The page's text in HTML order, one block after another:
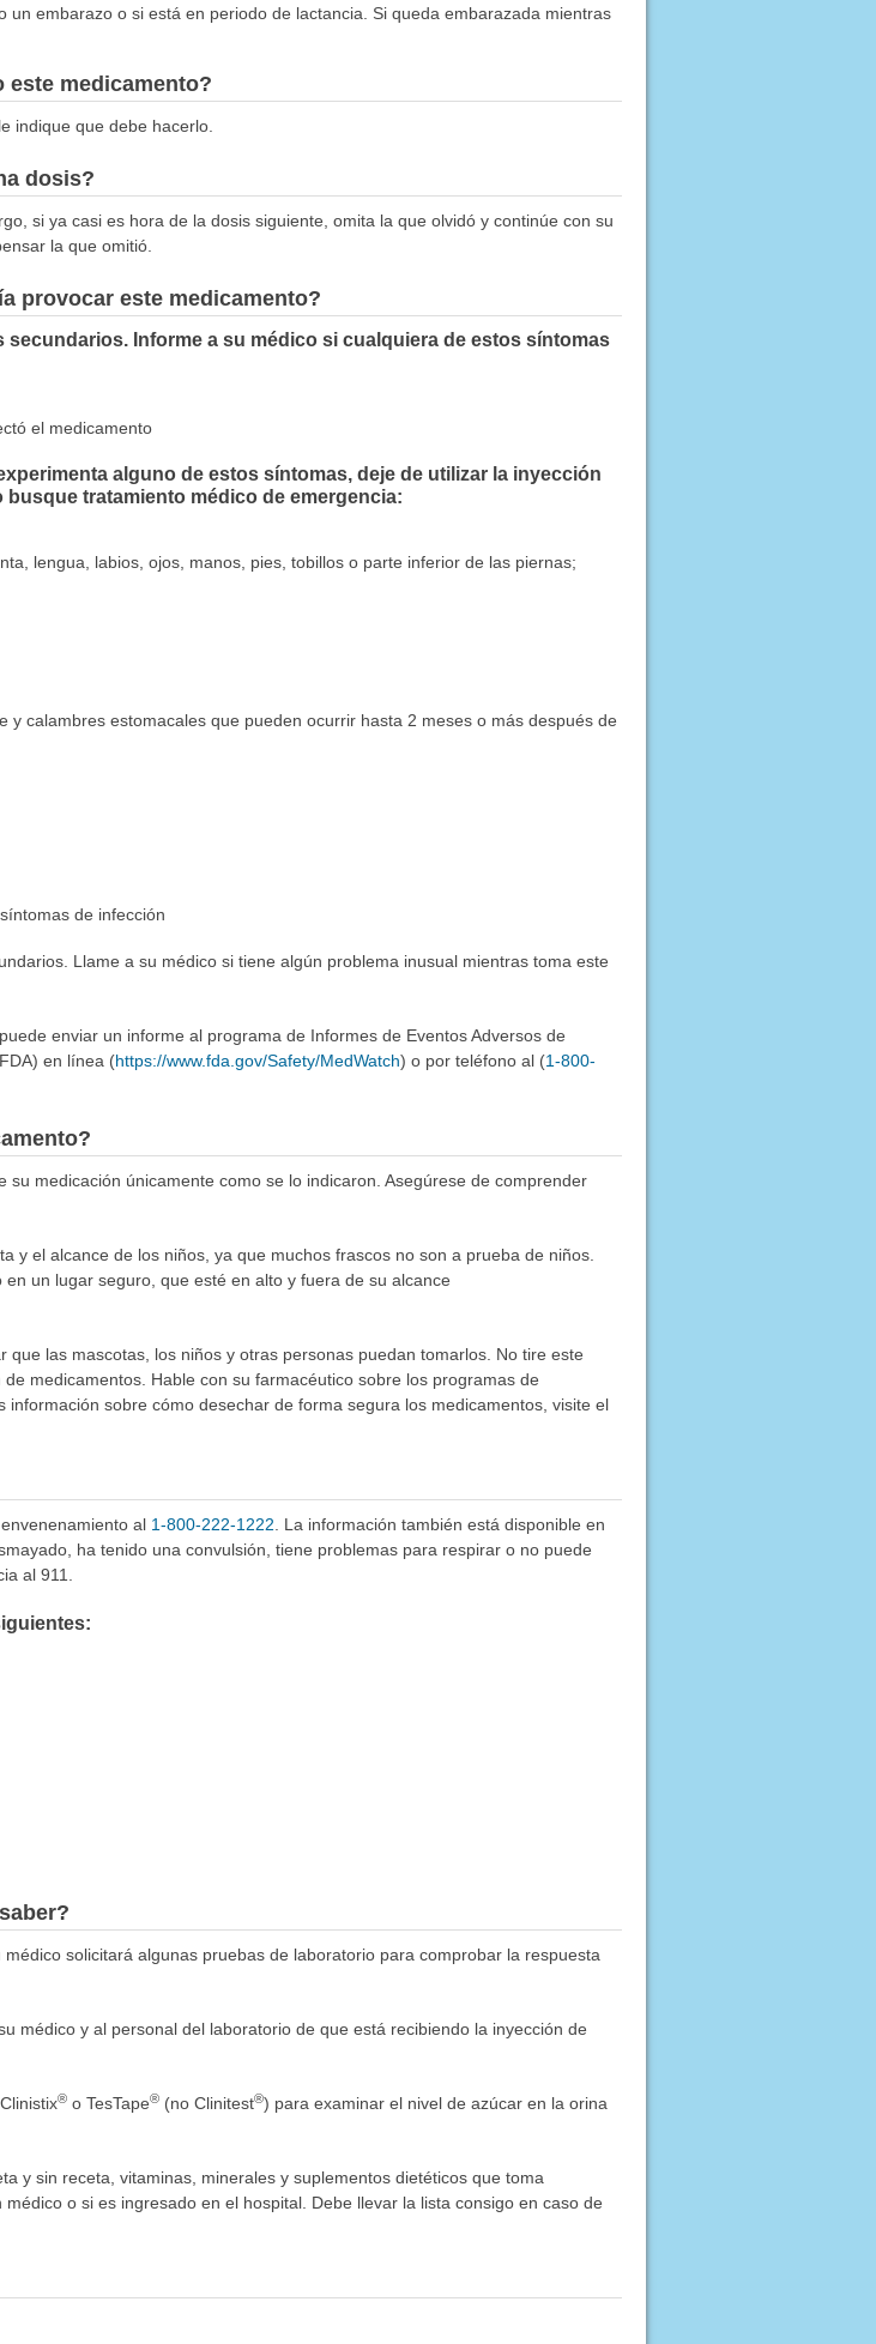
embarazo o si está en periodo de lactancia. Si queda embarazada mientras
este medicamento?
indique que debe hacerlo.
dosis?
si ya casi es hora de la dosis siguiente, omita la que olvidó y continúe con su
la que omitió.
provocar este medicamento?
Informe a su médico si cualquiera de estos síntomas
el medicamento
alguno de estos síntomas, deje de utilizar la inyección
tratamiento médico de emergencia:
lengua, labios, ojos, manos, pies, tobillos o parte inferior de las piernas;
calambres estomacales que pueden ocurrir hasta 2 meses o más después de
de infección
Llame a su médico si tiene algún problema inusual mientras toma este
enviar un informe al programa de Informes de Eventos Adversos de
en línea (https://www.fda.gov/Safety/MedWatch) o por teléfono al (1-800-
medicación únicamente como se lo indicaron. Asegúrese de comprender
y el alcance de los niños, ya que muchos frascos no son a prueba de niños.
un lugar seguro, que esté en alto y fuera de su alcance
las mascotas, los niños y otras personas puedan tomarlos. No tire este
medicamentos. Hable con su farmacéutico sobre los programas de
sobre cómo desechar de forma segura los medicamentos, visite el
al 1-800-222-1222. La información también está disponible en
ha tenido una convulsión, tiene problemas para respirar o no puede
al 911.
solicitará algunas pruebas de laboratorio para comprobar la respuesta
médico y al personal del laboratorio de que está recibiendo la inyección de
®o TesTape®(no Clinitest®) para examinar el nivel de azúcar en la orina
y sin receta, vitaminas, minerales y suplementos dietéticos que toma
o si es ingresado en el hospital. Debe llevar la lista consigo en caso de